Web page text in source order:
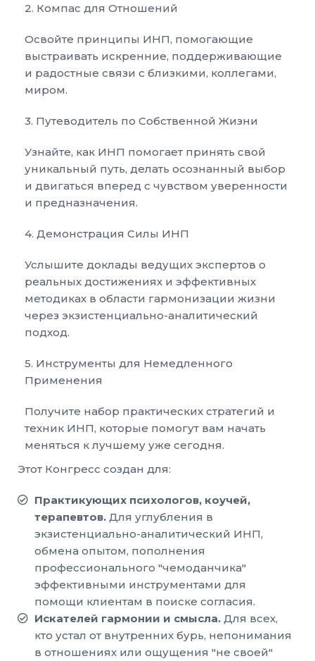
2. Компас для Отношений
Освойте принципы ИНП, помогающие
выстраивать искренние, поддерживающие
и радостные связи с близкими, коллегами,
миром.
3. Путеводитель по Собственной Жизни
Узнайте, как ИНП помогает принять свой
уникальный путь, делать осознанный выбор
и двигаться вперед с чувством уверенности
и предназначения.
4. Демонстрация Силы ИНП
Услышите доклады ведущих экспертов о
реальных достижениях и эффективных
методиках в области гармонизации жизни
через экзистенциально-аналитический
подход.
5. Инструменты для Немедленного
Применения
Получите набор практических стратегий и
техник ИНП, которые помогут вам начать
меняться к лучшему уже сегодня.
Этот Конгресс создан для:
Практикующих психологов, коучей,
терапевтов. Для углубления в
экзистенциально-аналитический ИНП,
обмена опытом, пополнения
профессионального "чемоданчика"
эффективными инструментами для
помощи клиентам в поиске согласия.
Искателей гармонии и смысла. Для всех,
кто устал от внутренних бурь, непонимания
в отношениях или ощущения "не своей"